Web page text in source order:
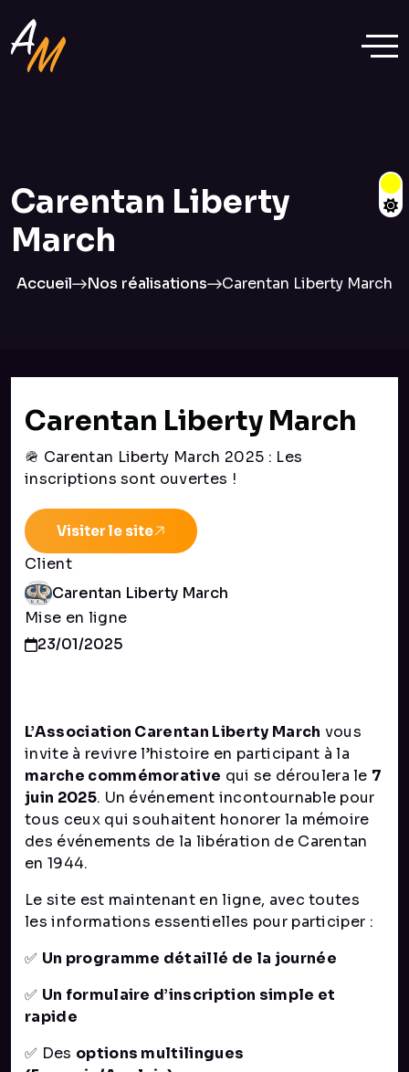
Carentan Liberty
March
Accueil Nos réalisations Carentan Liberty March
Carentan Liberty March
🪖 Carentan Liberty March 2025 : Les
inscriptions sont ouvertes !
Visiter le site
Client
Carentan Liberty March
Mise en ligne
23/01/2025
L’Association Carentan Liberty March vous
invite à revivre l’histoire en participant à la
marche commémorative qui se déroulera le 7
juin 2025. Un événement incontournable pour
tous ceux qui souhaitent honorer la mémoire
des événements de la libération de Carentan
en 1944.
Le site est maintenant en ligne, avec toutes
les informations essentielles pour participer :
✅ Un programme détaillé de la journée
✅ Un formulaire d’inscription simple et
rapide
✅ Des options multilingues